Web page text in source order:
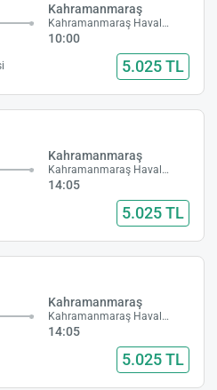
Kahramanmaraş
Kahramanmaraş Havalimanı
10:00
5.025 TL
Kahramanmaraş
Kahramanmaraş Havalimanı
14:05
5.025 TL
Kahramanmaraş
Kahramanmaraş Havalimanı
14:05
5.025 TL